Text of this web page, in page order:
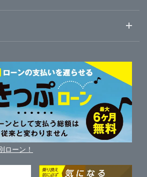
ガイド
グ
る
ーン
識
す
ばれる理由
質問
月更新）
グ
ローン！